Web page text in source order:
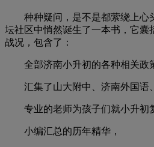
种种疑问，是不是都萦绕上心
坛社区中悄然诞生了一本书，它囊
战况，包含了：
全部济南小升初的各种相关政
汇集了山大附中、济南外国语
专业的老师为孩子们就小升初
小编汇总的历年精华，